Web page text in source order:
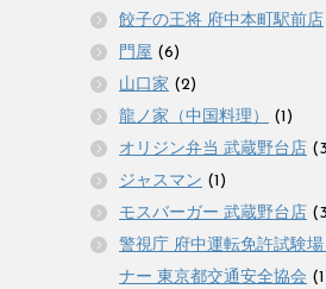
餃子の王将 府中本町駅前店
門屋 (6)
山口家 (2)
龍ノ家（中国料理）
(1)
オリジン弁当 武蔵野台店
ジャスマン (1)
モスバーガー 武蔵野台店
警視庁 府中運転免許試験
ナー 東京都交通安全協会